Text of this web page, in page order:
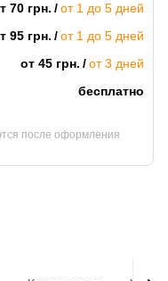
70 грн.
от 1 до 5 дней
95 грн.
от 1 до 5 дней
от 45 грн.
от 3 дней
бесплатно
после оформления